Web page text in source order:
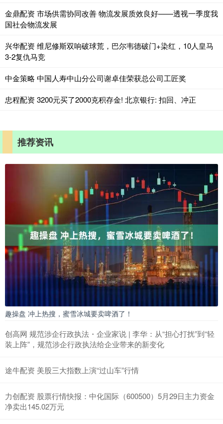
金鼎配资 市场供需协同改善 物流发展质效良好——透视一季度我
国社会物流发展
兴华配资 维尼修斯双响破球荒，巴尔韦德破门+染红，10人皇马
3-2复仇马竞
中金策略 中国人寿中山分公司谢卓佳荣获总公司工匠奖
忠程配资 3200元买了2000克积存金! 北京银行: 扣回、冲正
推荐资讯
趣操盘 冲上热搜，蜜雪冰城要卖啤酒了！
创高网 规范涉企行政执法・企业家说 | 李华：从“担心打扰”到“轻
装上阵”，规范涉企行政执法给企业带来的新变化
途牛配资 美股三大指数上演“过山车”行情
力创配资 股票行情快报：中化国际（600500）5月29日主力资金
净卖出145.02万元